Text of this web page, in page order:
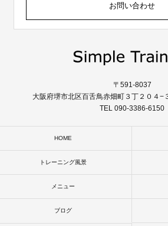
お問い合わせ
〒591-8037
大阪府堺市北区百舌鳥赤畑町３丁２０４−
TEL 090-3386-6150
HOME
トレーニング風景
メニュー
ブログ